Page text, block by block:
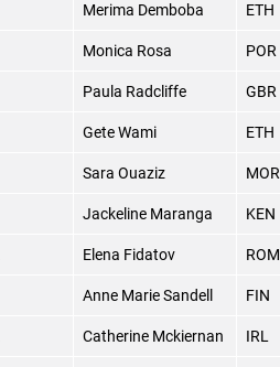
Merima Demboba ETH
Monica Rosa POR
Paula Radcliffe GBR
Gete Wami ETH
Sara Ouaziz MOR
Jackeline Maranga KEN
Elena Fidatov ROM
Anne Marie Sandell FIN
Catherine Mckiernan IRL